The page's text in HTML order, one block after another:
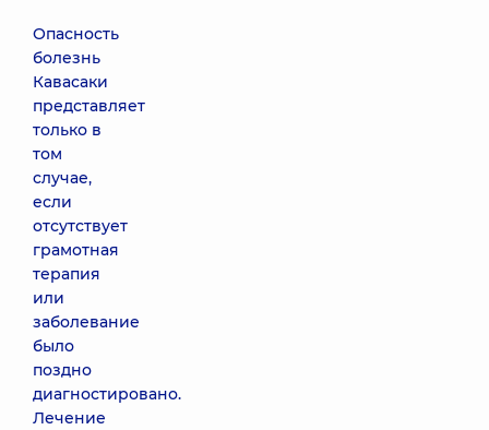
Опасность
болезнь
Кавасаки
представляет
только в
том
случае,
если
отсутствует
грамотная
терапия
или
заболевание
было
поздно
диагностировано.
Лечение